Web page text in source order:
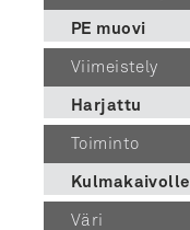
PE muovi
Viimeistely
Harjattu
Toiminto
Kulmakaivolle
Väri